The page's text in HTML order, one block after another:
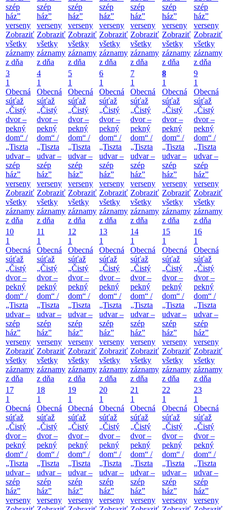
szép
ház”
verseny
Zobraziť
všetky
záznamy
z dňa
szép
ház”
verseny
Zobraziť
všetky
záznamy
z dňa
szép
ház”
verseny
Zobraziť
všetky
záznamy
z dňa
szép
ház”
verseny
Zobraziť
všetky
záznamy
z dňa
szép
ház”
verseny
Zobraziť
všetky
záznamy
z dňa
szép
ház”
verseny
Zobraziť
všetky
záznamy
z dňa
szép
ház”
verseny
Zobraziť
všetky
záznamy
z dňa
3
1
Obecná
súťaž
„Čistý
dvor –
pekný
dom“ /
„Tiszta
udvar –
szép
ház”
verseny
Zobraziť
všetky
záznamy
z dňa
4
1
Obecná
súťaž
„Čistý
dvor –
pekný
dom“ /
„Tiszta
udvar –
szép
ház”
verseny
Zobraziť
všetky
záznamy
z dňa
5
1
Obecná
súťaž
„Čistý
dvor –
pekný
dom“ /
„Tiszta
udvar –
szép
ház”
verseny
Zobraziť
všetky
záznamy
z dňa
6
1
Obecná
súťaž
„Čistý
dvor –
pekný
dom“ /
„Tiszta
udvar –
szép
ház”
verseny
Zobraziť
všetky
záznamy
z dňa
7
1
Obecná
súťaž
„Čistý
dvor –
pekný
dom“ /
„Tiszta
udvar –
szép
ház”
verseny
Zobraziť
všetky
záznamy
z dňa
8
1
Obecná
súťaž
„Čistý
dvor –
pekný
dom“ /
„Tiszta
udvar –
szép
ház”
verseny
Zobraziť
všetky
záznamy
z dňa
9
1
Obecná
súťaž
„Čistý
dvor –
pekný
dom“ /
„Tiszta
udvar –
szép
ház”
verseny
Zobraziť
všetky
záznamy
z dňa
10
1
Obecná
súťaž
„Čistý
dvor –
pekný
dom“ /
„Tiszta
udvar –
szép
ház”
verseny
Zobraziť
všetky
záznamy
z dňa
11
1
Obecná
súťaž
„Čistý
dvor –
pekný
dom“ /
„Tiszta
udvar –
szép
ház”
verseny
Zobraziť
všetky
záznamy
z dňa
12
1
Obecná
súťaž
„Čistý
dvor –
pekný
dom“ /
„Tiszta
udvar –
szép
ház”
verseny
Zobraziť
všetky
záznamy
z dňa
13
1
Obecná
súťaž
„Čistý
dvor –
pekný
dom“ /
„Tiszta
udvar –
szép
ház”
verseny
Zobraziť
všetky
záznamy
z dňa
14
1
Obecná
súťaž
„Čistý
dvor –
pekný
dom“ /
„Tiszta
udvar –
szép
ház”
verseny
Zobraziť
všetky
záznamy
z dňa
15
1
Obecná
súťaž
„Čistý
dvor –
pekný
dom“ /
„Tiszta
udvar –
szép
ház”
verseny
Zobraziť
všetky
záznamy
z dňa
16
1
Obecná
súťaž
„Čistý
dvor –
pekný
dom“ /
„Tiszta
udvar –
szép
ház”
verseny
Zobraziť
všetky
záznamy
z dňa
17
1
Obecná
súťaž
„Čistý
dvor –
pekný
dom“ /
„Tiszta
udvar –
szép
ház”
verseny
18
1
Obecná
súťaž
„Čistý
dvor –
pekný
dom“ /
„Tiszta
udvar –
szép
ház”
verseny
19
1
Obecná
súťaž
„Čistý
dvor –
pekný
dom“ /
„Tiszta
udvar –
szép
ház”
verseny
20
1
Obecná
súťaž
„Čistý
dvor –
pekný
dom“ /
„Tiszta
udvar –
szép
ház”
verseny
21
1
Obecná
súťaž
„Čistý
dvor –
pekný
dom“ /
„Tiszta
udvar –
szép
ház”
verseny
22
1
Obecná
súťaž
„Čistý
dvor –
pekný
dom“ /
„Tiszta
udvar –
szép
ház”
verseny
23
1
Obecná
súťaž
„Čistý
dvor –
pekný
dom“ /
„Tiszta
udvar –
szép
ház”
verseny